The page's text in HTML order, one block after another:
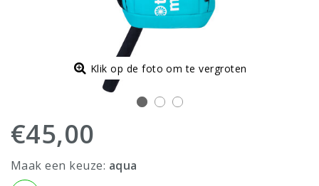
Klik op de foto om te vergroten
€45,00
Maak een keuze: aqua